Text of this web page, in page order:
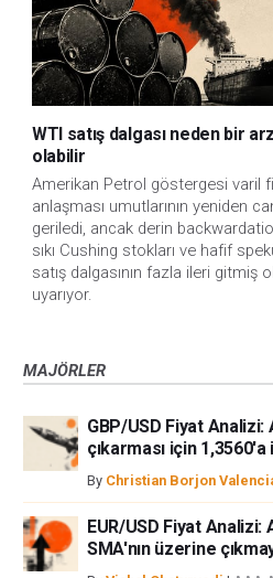
WTI satış dalgası neden bir
olabilir
Amerikan Petrol göstergesi varil
anlaşması umutlarının yeniden
geriledi, ancak derin
sıkı Cushing stokları ve hafif
satış dalgasının fazla ileri gitmiş
uyarıyor.
MAJÖRLER
GBP/USD Fiyat Analizi:
çıkarması için 1,3560'a
By Christian Borjon
EUR/USD Fiyat Analizi:
SMA'nın üzerine